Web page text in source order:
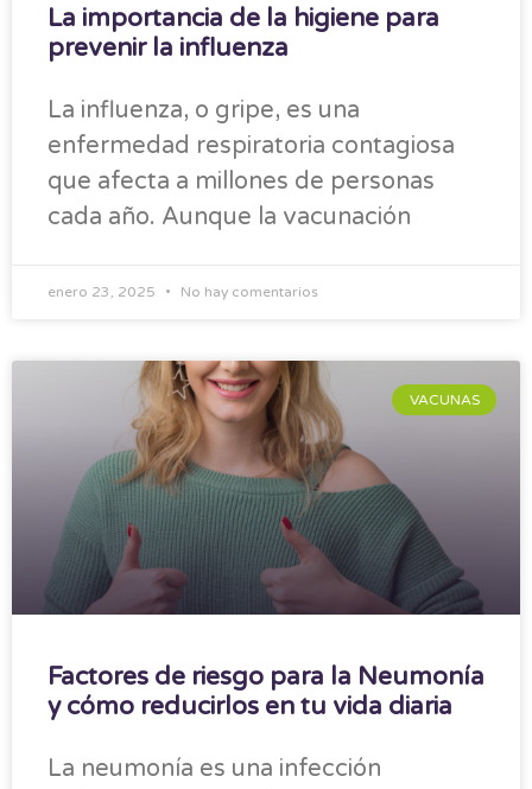
La importancia de la higiene para
prevenir la influenza
La influenza, o gripe, es una
enfermedad respiratoria contagiosa
que afecta a millones de personas
cada año. Aunque la vacunación
enero 23, 2025 No hay comentarios
VACUNAS
Factores de riesgo para la Neumonía
y cómo reducirlos en tu vida diaria
La neumonía es una infección